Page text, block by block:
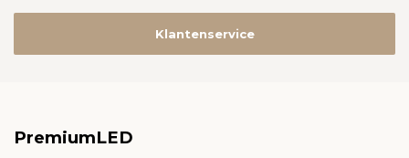
Klantenservice
PremiumLED